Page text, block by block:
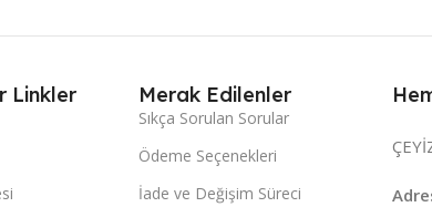
Linkler Merak Edilenler
Sıkça Sorulan Sorular
Ödeme Seçenekleri
İade ve Değişim Süreci